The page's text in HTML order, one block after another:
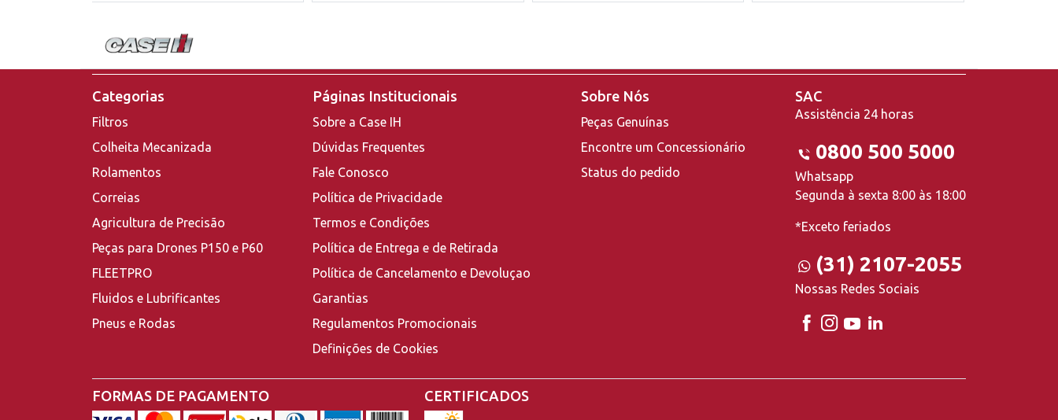
Categorias
Filtros
Colheita Mecanizada
Rolamentos
Correias
Agricultura de Precisão
Peças para Drones P150 e P60
FLEETPRO
Fluidos e Lubrificantes
Pneus e Rodas
Páginas Institucionais
Sobre a Case IH
Dúvidas Frequentes
Fale Conosco
Política de Privacidade
Termos e Condições
Política de Entrega e de Retirada
Política de Cancelamento e Devoluçao
Garantias
Regulamentos Promocionais
Definições de Cookies
Sobre Nós
Peças Genuínas
Encontre um Concessionário
Status do pedido
SAC
Assistência 24 horas
0800 500 5000
Whatsapp
Segunda à sexta 8:00 às 18:00
*Exceto feriados
(31) 2107-2055
Nossas Redes Sociais
FORMAS DE PAGAMENTO CERTIFICADOS